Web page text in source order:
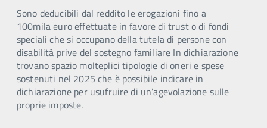
Sono deducibili dal reddito le erogazioni fino a
100mila euro effettuate in favore di trust o di fondi
speciali che si occupano della tutela di persone con
disabilità prive del sostegno familiare In dichiarazione
trovano spazio molteplici tipologie di oneri e spese
sostenuti nel 2025 che è possibile indicare in
dichiarazione per usufruire di un’agevolazione sulle
proprie imposte.